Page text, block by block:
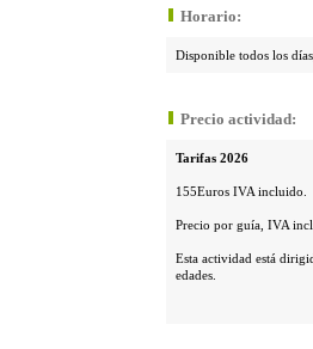
Horario:
Disponible todos los
Precio actividad:
Tarifas 2026
155Euros IVA incluido.
Precio por guía, IVA
Esta actividad está
edades.